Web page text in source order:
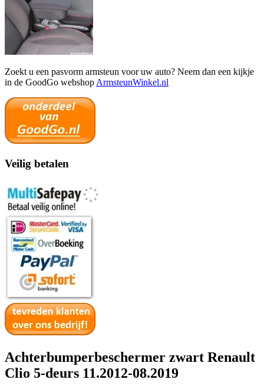
Zoekt u een pasvorm armsteun voor uw auto? Neem dan een kijkje
in de GoodGo webshop ArmsteunWinkel.nl
Veilig betalen
Achterbumperbeschermer zwart Renault
Clio 5-deurs 11.2012-08.2019